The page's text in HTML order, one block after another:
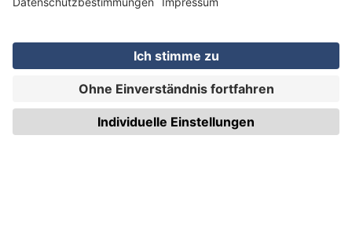
WIRmachenDRUCK GmbH
Illerstraße 15
71522 Backnang
Tel.: +49 (0) 711 995 982 - 20